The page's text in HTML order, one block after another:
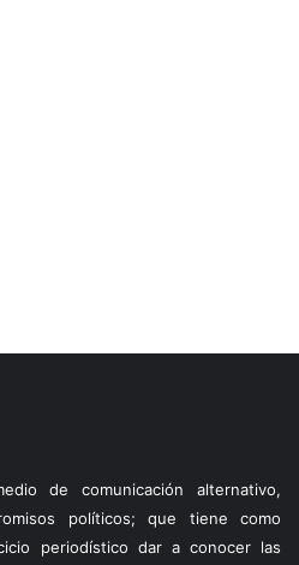
de comunicación alternativo,
políticos; que tiene como
periodístico dar a conocer las